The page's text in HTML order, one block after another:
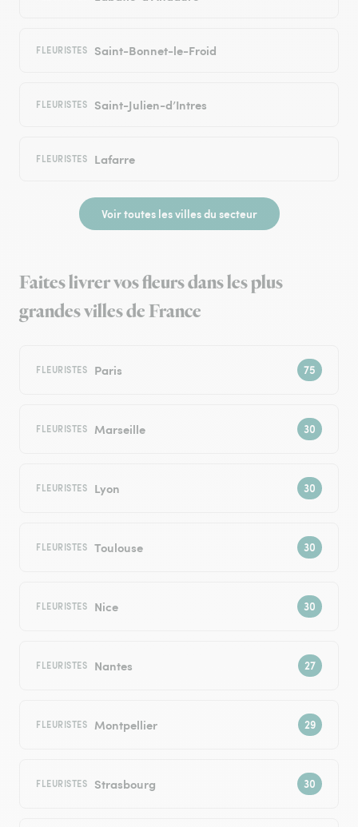
FLEURISTES Saint-Bonnet-le-Froid
FLEURISTES Saint-Julien-d’Intres
FLEURISTES Lafarre
Voir toutes les villes du secteur
Faites livrer vos fleurs dans les plus
grandes villes de France
FLEURISTES Paris
FLEURISTES Marseille
FLEURISTES Lyon
FLEURISTES Toulouse
FLEURISTES Nice
FLEURISTES Nantes
FLEURISTES Montpellier
FLEURISTES Strasbourg